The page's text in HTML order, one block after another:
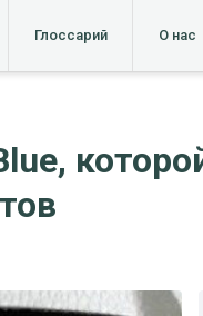
Глоссарий О нас